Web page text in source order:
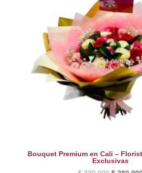
Bouquet Premium en Cali –
Exclusivas